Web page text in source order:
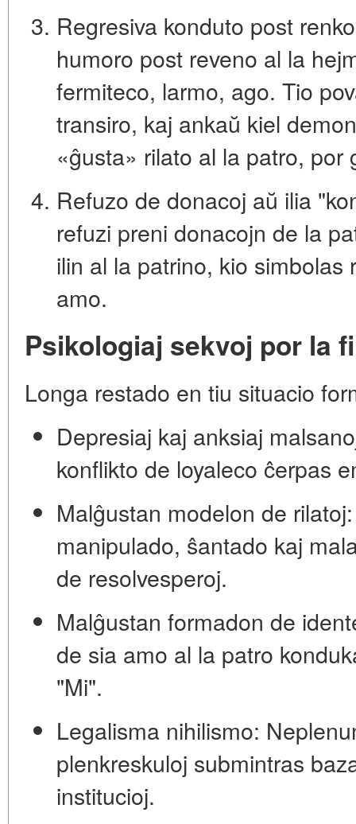
Regresiva konduto post
humoro post reveno al la
fermiteco, larmo, ago. Tio
transiro, kaj ankaŭ kiel
«ĝusta» rilato al la patro, por
Refuzo de donacoj aŭ ilia
refuzi preni donacojn de la
ilin al la patrino, kio
amo.
Psikologiaj sekvoj por la
Longa restado en tiu situacio
Depresiaj kaj anksiaj
konflikto de loyaleco ĉerpas
Malĝustan modelon de rilatoj:
manipulado, ŝantado kaj
de resolvesperoj.
Malĝustan formadon de
de sia amo al la patro
"Mi".
Legalisma nihilismo:
plenkreskuloj submintras
institucioj.